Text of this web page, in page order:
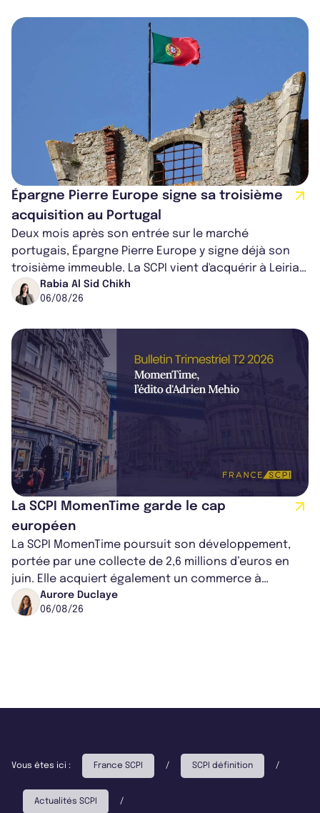
Épargne Pierre Europe signe sa troisième
acquisition au Portugal
Deux mois après son entrée sur le marché
portugais, Épargne Pierre Europe y signe déjà son
troisième immeuble. La SCPI vient d'acquérir à Leiria,
dans le centre du pays, un établis...
Rabia Al Sid Chikh
06/08/26
La SCPI MomenTime garde le cap
européen
La SCPI MomenTime poursuit son développement,
portée par une collecte de 2,6 millions d’euros en
juin. Elle acquiert également un commerce à
Worcester, place une plateforme logisti...
Aurore Duclaye
06/08/26
Vous êtes ici : France SCPI / SCPI définition /
Actualités SCPI /